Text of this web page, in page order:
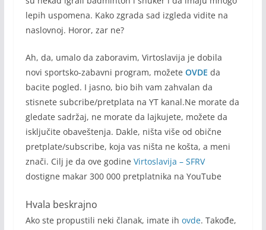
lepih uspomena. Kako zgrada sad izgleda vidite na
naslovnoj. Horor, zar ne?
Ah, da, umalo da zaboravim, Virtoslavija je dobila
novi sportsko-zabavni program, možete OVDE da
bacite pogled. I jasno, bio bih vam zahvalan da
stisnete subcribe/pretplata na YT kanal.Ne morate da
gledate sadržaj, ne morate da lajkujete, možete da
isključite obaveštenja. Dakle, ništa više od obične
pretplate/subscribe, koja vas ništa ne košta, a meni
znači. Cilj je da ove godine Virtoslavija – SFRV
dostigne makar 300 000 pretplatnika na YouTube
Hvala beskrajno
Ako ste propustili neki članak, imate ih ovde. Takođe,